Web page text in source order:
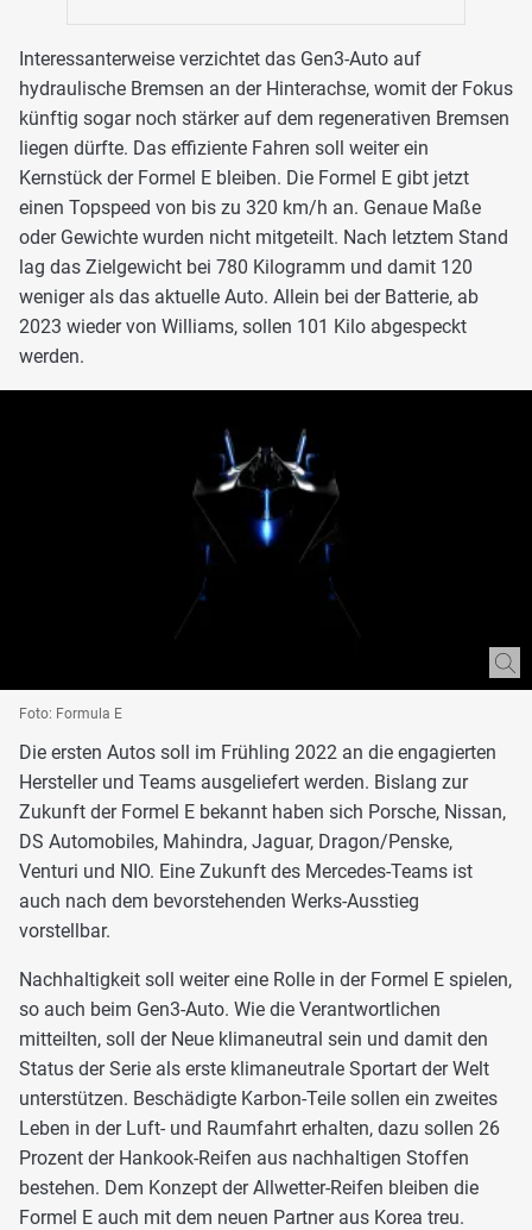
Interessanterweise verzichtet das Gen3-Auto auf
hydraulische Bremsen an der Hinterachse, womit der Fokus
künftig sogar noch stärker auf dem regenerativen Bremsen
liegen dürfte. Das effiziente Fahren soll weiter ein
Kernstück der Formel E bleiben. Die Formel E gibt jetzt
einen Topspeed von bis zu 320 km/h an. Genaue Maße
oder Gewichte wurden nicht mitgeteilt. Nach letztem Stand
lag das Zielgewicht bei 780 Kilogramm und damit 120
weniger als das aktuelle Auto. Allein bei der Batterie, ab
2023 wieder von Williams, sollen 101 Kilo abgespeckt
werden.
Foto: Formula E
Die ersten Autos soll im Frühling 2022 an die engagierten
Hersteller und Teams ausgeliefert werden. Bislang zur
Zukunft der Formel E bekannt haben sich Porsche, Nissan,
DS Automobiles, Mahindra, Jaguar, Dragon/Penske,
Venturi und NIO. Eine Zukunft des Mercedes-Teams ist
auch nach dem bevorstehenden Werks-Ausstieg
vorstellbar.
Nachhaltigkeit soll weiter eine Rolle in der Formel E spielen,
so auch beim Gen3-Auto. Wie die Verantwortlichen
mitteilten, soll der Neue klimaneutral sein und damit den
Status der Serie als erste klimaneutrale Sportart der Welt
unterstützen. Beschädigte Karbon-Teile sollen ein zweites
Leben in der Luft- und Raumfahrt erhalten, dazu sollen 26
Prozent der Hankook-Reifen aus nachhaltigen Stoffen
bestehen. Dem Konzept der Allwetter-Reifen bleiben die
Formel E auch mit dem neuen Partner aus Korea treu.